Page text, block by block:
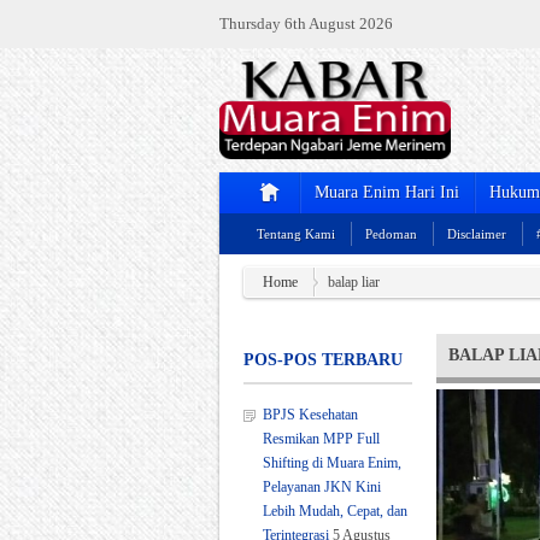
Thursday 6th August 2026
Muara Enim Hari Ini
Tentang Kami Pedoman Disclaimer
Home balap liar
POS-POS TERBARU
BPJS Kesehatan
Resmikan MPP Full
Shifting di Muara Enim,
Pelayanan JKN Kini
Lebih Mudah, Cepat, dan
Terintegrasi 5 Agustus
BALAP